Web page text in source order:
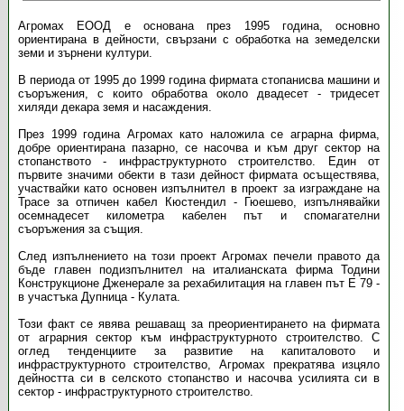
Агромах ЕООД е основана през 1995 година, основно
ориентирана в дейности, свързани с обработка на земеделски
земи и зърнени култури.
В периода от 1995 до 1999 година фирмата стопанисва машини и
съоръжения, с които обработва около двадесет - тридесет
хиляди декара земя и насаждения.
През 1999 година Агромах като наложила се аграрна фирма,
добре ориентирана пазарно, се насочва и към друг сектор на
стопанството - инфраструктурното строителство. Един от
първите значими обекти в тази дейност фирмата осъществява,
участвайки като основен изпълнител в проект за изграждане на
Трасе за отпичен кабел Кюстендил - Гюешево, изпълнявайки
осемнадесет километра кабелен път и спомагателни
съоръжения за същия.
След изпълнението на този проект Агромах печели правото да
бъде главен подизпълнител на италианската фирма Тодини
Конструкционе Дженерале за рехабилитация на главен път Е 79 -
в участъка Дупница - Кулата.
Този факт се явява решаващ за преориентирането на фирмата
от аграрния сектор към инфраструктурното строителство. С
оглед тенденциите за развитие на капиталовото и
инфраструктурното строителство, Агромах прекратява изцяло
дейността си в селското стопанство и насочва усилията си в
сектор - инфраструктурното строителство.